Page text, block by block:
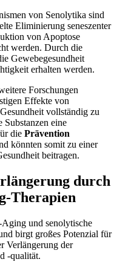
von Senolytika sind
Eliminierung seneszenter
von Apoptose
werden. Durch die
Gewebegesundheit
erhalten werden.
Forschungen
Effekte von
vollständig zu
Substanzen eine
die Prävention
könnten somit zu einer
beitragen.
durch
Therapien
und senolytische
birgt großes Potenzial für
Verlängerung der
-qualität.